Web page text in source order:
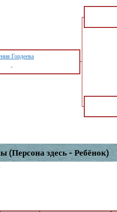
Гордеева
-
(Персона здесь - Ребёнок)